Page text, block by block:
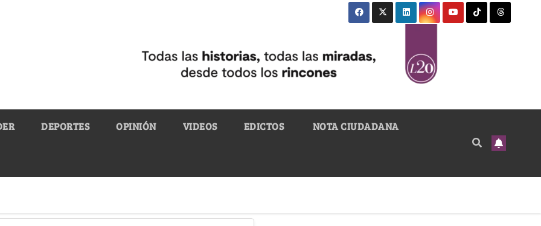
DEPORTES OPINIÓN VIDEOS EDICTOS NOTA CIUDADANA